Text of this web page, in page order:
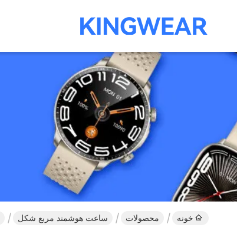
خونه محصولات ساعت هوشمند مربع شکل